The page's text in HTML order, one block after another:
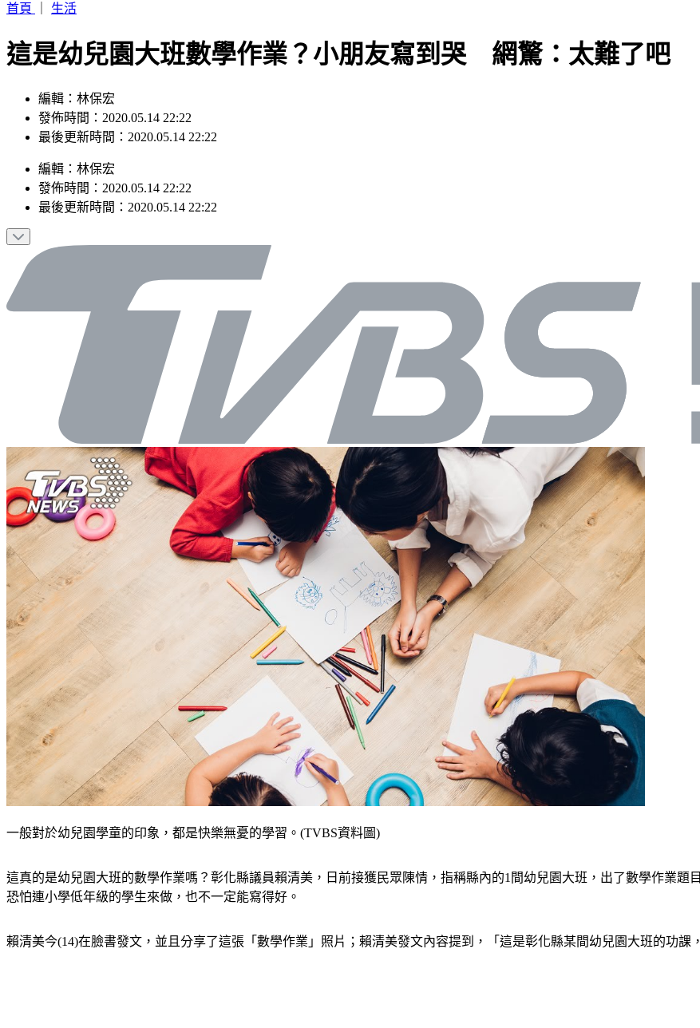
首頁
生活
這是幼兒園大班數學作業？小朋友寫到哭 網驚：太難了吧
編輯：林保宏
發佈時間：2020.05.14 22:22
最後更新時間：2020.05.14 22:22
編輯 ： 林保宏
發佈時間： 2020.05.14 22:22
最後更新時間： 2020.05.14 22:22
一般對於幼兒園學童的印象，都是快樂無憂的學習。(TVBS資料圖)
這真的是幼兒園大班的數學作業嗎？彰化縣議員賴清美，日前接獲民眾陳情，指稱縣內的1間幼兒園大班， 出了數學作業題
恐怕連小學低年級的學生來做，也不一定能寫得好。
賴清美今(14)在臉書發文，並且分享了這張「數學作業」照片；賴清美發文內容提到， 「這是彰化縣某間幼兒園大班的功